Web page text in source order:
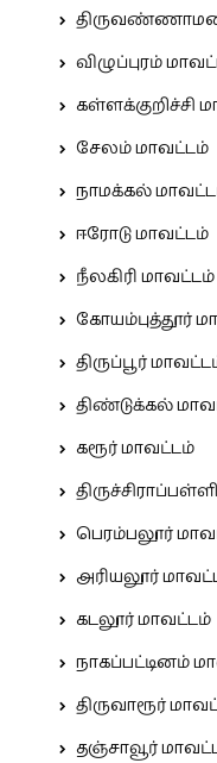
விழுப்புரம்
கள்ளக்குறிச்சி
சேலம் மாவட்டம்
நாமக்கல்
ஈரோடு மாவட்டம்
நீலகிரி மாவட்டம்
கோயம்புத்தூர்
திருப்பூர்
திண்டுக்கல்
கரூர் மாவட்டம்
பெரம்பலூர்
அரியலூர்
கடலூர் மாவட்டம்
நாகப்பட்டினம்
திருவாரூர்
தஞ்சாவூர்